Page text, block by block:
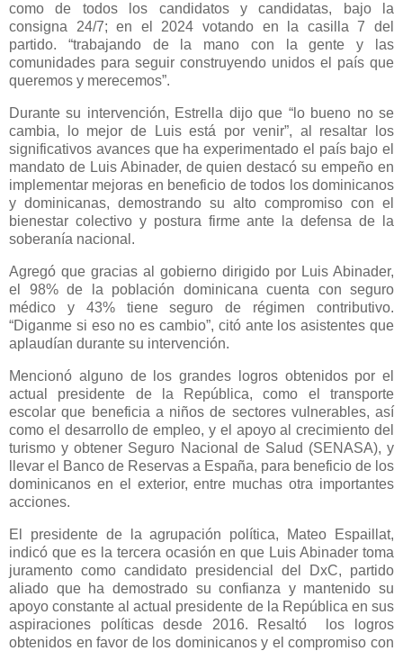
como de todos los candidatos y candidatas, bajo la
consigna 24/7; en el 2024 votando en la casilla 7 del
partido. “trabajando de la mano con la gente y las
comunidades para seguir construyendo unidos el país que
queremos y merecemos”.
Durante su intervención, Estrella dijo que “lo bueno no se
cambia, lo mejor de Luis está por venir”, al resaltar los
significativos avances que ha experimentado el país bajo el
mandato de Luis Abinader, de quien destacó su empeño en
implementar mejoras en beneficio de todos los dominicanos
y dominicanas, demostrando su alto compromiso con el
bienestar colectivo y postura firme ante la defensa de la
soberanía nacional.
Agregó que gracias al gobierno dirigido por Luis Abinader,
el 98% de la población dominicana cuenta con seguro
médico y 43% tiene seguro de régimen contributivo.
“Diganme si eso no es cambio”, citó ante los asistentes que
aplaudían durante su intervención.
Mencionó alguno de los grandes logros obtenidos por el
actual presidente de la República, como el transporte
escolar que beneficia a niños de sectores vulnerables, así
como el desarrollo de empleo, y el apoyo al crecimiento del
turismo y obtener Seguro Nacional de Salud (SENASA), y
llevar el Banco de Reservas a España, para beneficio de los
dominicanos en el exterior, entre muchas otra importantes
acciones.
El presidente de la agrupación política, Mateo Espaillat,
indicó que es la tercera ocasión en que Luis Abinader toma
juramento como candidato presidencial del DxC, partido
aliado que ha demostrado su confianza y mantenido su
apoyo constante al actual presidente de la República en sus
aspiraciones políticas desde 2016. Resaltó los logros
obtenidos en favor de los dominicanos y el compromiso con